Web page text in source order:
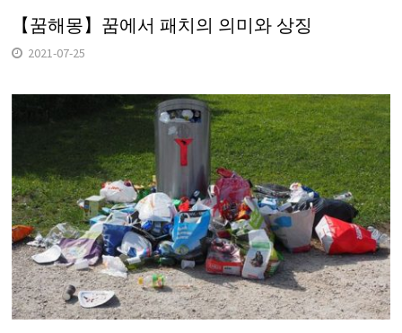
【꿈해몽】꿈에서 패치의 의미와 상징
2021-07-25